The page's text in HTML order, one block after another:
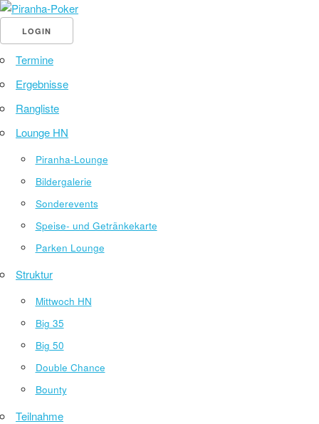
LOGIN
Termine
Ergebnisse
Rangliste
Lounge HN
Piranha-Lounge
Bildergalerie
Sonderevents
Speise- und Getränkekarte
Parken Lounge
Struktur
Mittwoch HN
Big 35
Big 50
Double Chance
Bounty
Teilnahme